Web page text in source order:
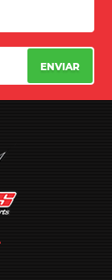
ENVIAR